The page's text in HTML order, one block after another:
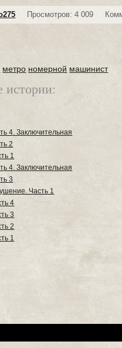
Просмотров: 4 009
метро номерной машинист
истории:
4. Заключительная
2
1
4. Заключительная
3
Часть 1
4
3
2
1